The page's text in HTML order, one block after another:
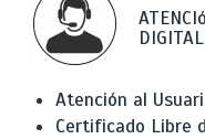
Atención al
Certificado Libre